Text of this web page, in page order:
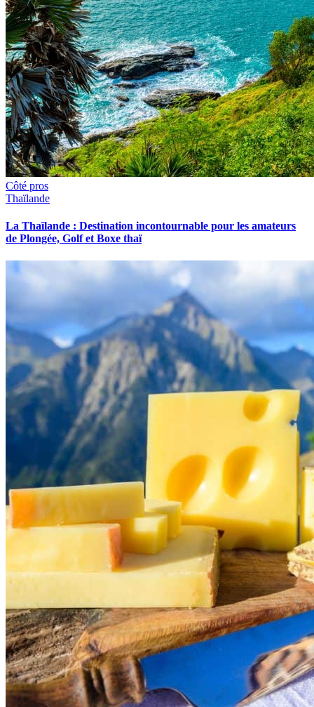
Côté pros
Thaïlande
La Thaïlande : Destination incontournable pour les amateurs
de Plongée, Golf et Boxe thaï